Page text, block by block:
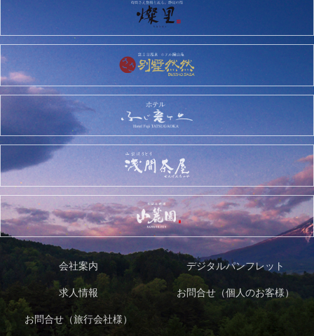
会社案内 デジタルパンフレット
求人情報 お問合せ（個人のお客様）
お問合せ（旅行会社様）